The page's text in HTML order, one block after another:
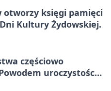
otworzy księgi pamięci
Kultury Żydowskiej.
częściowo
uroczystości